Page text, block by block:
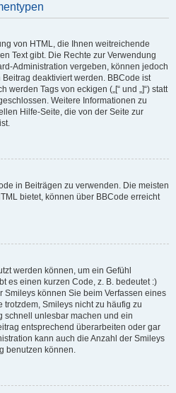
von HTML, die Ihnen weitreichende
Text gibt. Die Rechte zur Verwendung
Administration vergeben, können jedoch
deaktiviert werden. BBCode ist
Tags von eckigen („[“ und „]“) statt
Weitere Informationen zu
Hilfe-Seite, die von der Seite zur
in Beiträgen zu verwenden. Die meisten
bietet, können über BBCode erreicht
werden können, um ein Gefühl
es einen kurzen Code, z. B. bedeutet :)
Smileys können Sie beim Verfassen eines
trotzdem, Smileys nicht zu häufig zu
schnell unlesbar machen und ein
entsprechend überarbeiten oder gar
kann auch die Anzahl der Smileys
benutzen können.